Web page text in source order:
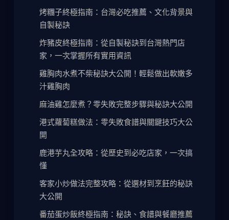
烤糰子終極指南：台灣必吃推薦、文化背景與
自製秘訣
炸豬皮終極指南：從自製秘訣到台灣熱門店
家，一次掌握所有實用資訊
雞胸肉水煮不柴秘訣大公開！輕鬆做出軟嫩多
汁雞胸肉
麻油雞怎麼煮？零失敗完整步驟與秘訣大公開
港式蘿蔔糕做法：零失敗食譜與關鍵技巧大公
開
鹿港芋丸全攻略：從歷史到必吃店家，一次搞
懂
客家小炒做法完整攻略：從選材到烹飪的秘訣
大公開
番茄蛋炒飯終極指南：秘訣、食譜與餐廳推薦